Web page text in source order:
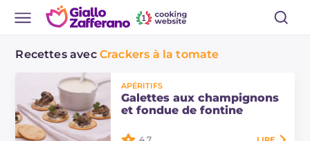
Recettes avec Crackers à la tomate
APÉRITIFS
Galettes aux champignons
et fondue de fontine